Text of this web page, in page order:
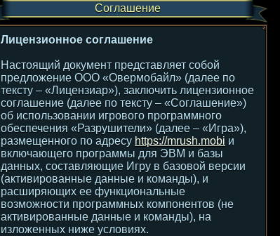
Соглашение
Лицензионное соглашение
Настоящий документ представляет собой
предложение ООО «Овермобайл» (далее по
тексту – «Лицензиар»), заключить лицензионное
соглашение (далее по тексту – «Соглашение»)
об использовании игрового программного
обеспечения «Разрушители» (далее – «Игра»),
размещенного по адресу https://mrush.mobi и
включающего программы для ЭВМ и базы
данных, составляющие Игру в базовой версии
(активированные данные и команды), и
расширяющих ее функциональные
возможности программных компонентов (не
активированные данные и команды), на
изложенных ниже условиях.